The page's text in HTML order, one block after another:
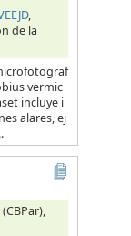
,
de la
vermic
incluye i
alares, ej